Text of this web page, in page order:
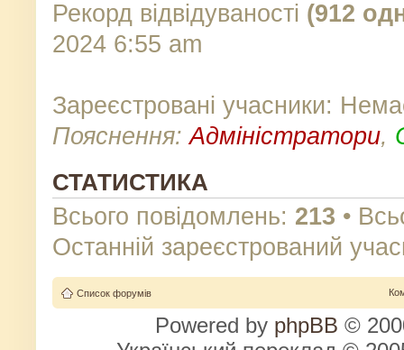
Рекорд відвідуваності (912
2024 6:55 am
Зареєстровані учасники:
Пояснення:Адміністратори,
СТАТИСТИКА
Всього повідомлень: 213 •
Останній зареєстрований
Список форумів
Powered by phpBB ©